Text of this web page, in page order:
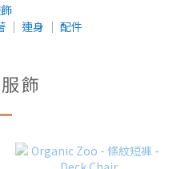
│ 連身 │ 配件
飾